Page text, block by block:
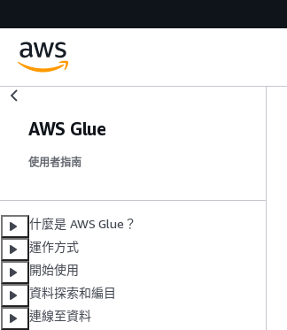
AWS Glue
使用者指南
什麼是 AWS Glue？
運作方式
開始使用
資料探索和編目
連線至資料